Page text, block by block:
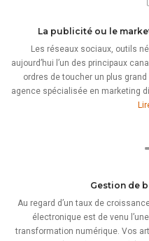
La publicité ou le
Les réseaux sociaux, outils
aujourd’hui l’un des principaux
ordres de toucher un plus
agence spécialisée en marketing
Gestion de
Au regard d’un taux de
électronique est de venu
transformation numérique. Vos